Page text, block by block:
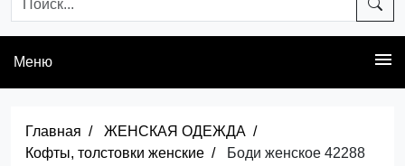
Меню
Главная
ЖЕНСКАЯ ОДЕЖДА
Кофты, толстовки женские
Боди женское 42288